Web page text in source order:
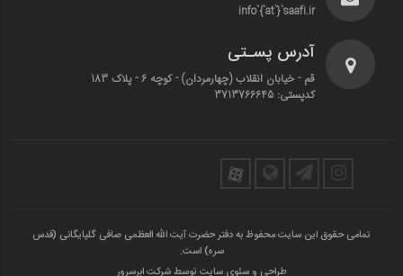
info`{`at`}`saafi.ir
آدرس پسـتی
قم - خیابان انقلاب (چهارمردان)‌ - کوچه 6 - پلاک 183
کدپستی: 3713766645
تمامی حقوق این سایت محفوظ به دفتر حضرت آیت الله العظمی صافی گلپایگانی (قدس
سره) است.
طراحی و سئوی سایت توسط شرکت ابرسرور